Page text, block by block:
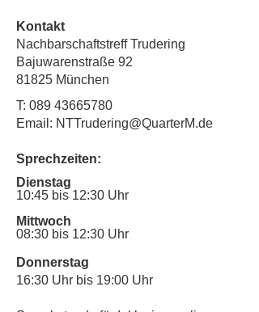
Kontakt
Nachbarschaftstreff Trudering
Bajuwarenstraße 92
81825 München
T: 089 43665780
Email: NTTrudering@QuarterM.de
Sprechzeiten:
Dienstag
10:45 bis 12:30 Uhr
Mittwoch
08:30 bis 12:30 Uhr
Donnerstag
16:30 Uhr bis 19:00 Uhr